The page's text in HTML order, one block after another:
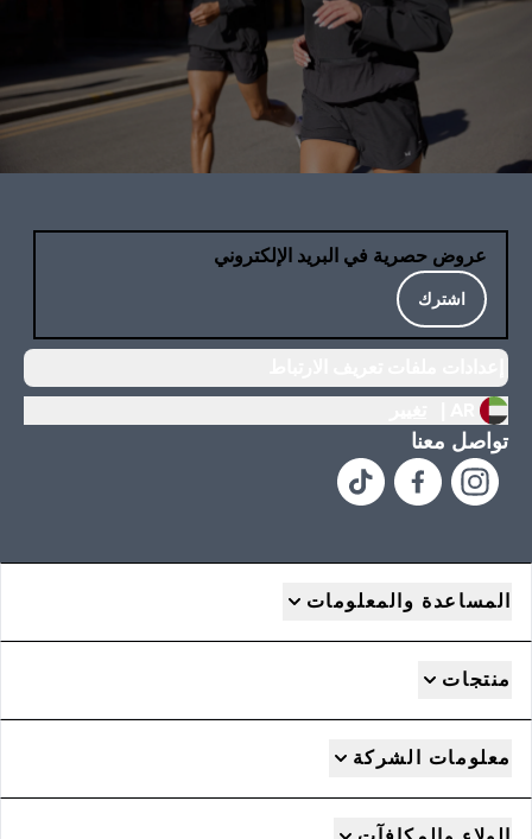
عروض حصرية في البريد الإلكتروني
اشترك
تواصل معنا
المساعدة والمعلومات
منتجات
معلومات الشركة